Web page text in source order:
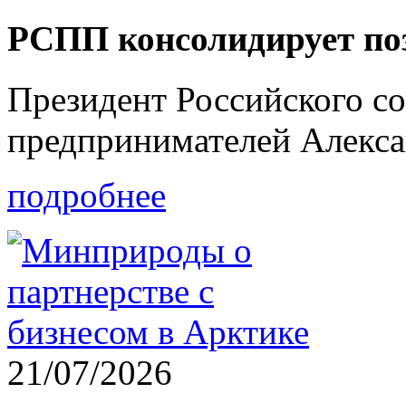
РСПП консолидирует
Президент Российского
предпринимателей
подробнее
21/07/2026